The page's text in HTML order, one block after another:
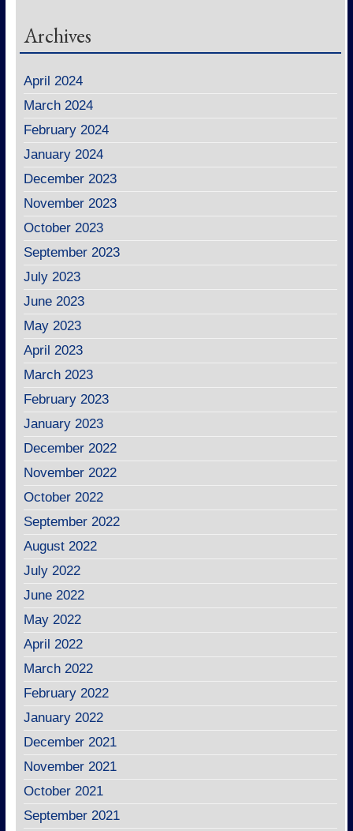
Archives
April 2024
March 2024
February 2024
January 2024
December 2023
November 2023
October 2023
September 2023
July 2023
June 2023
May 2023
April 2023
March 2023
February 2023
January 2023
December 2022
November 2022
October 2022
September 2022
August 2022
July 2022
June 2022
May 2022
April 2022
March 2022
February 2022
January 2022
December 2021
November 2021
October 2021
September 2021